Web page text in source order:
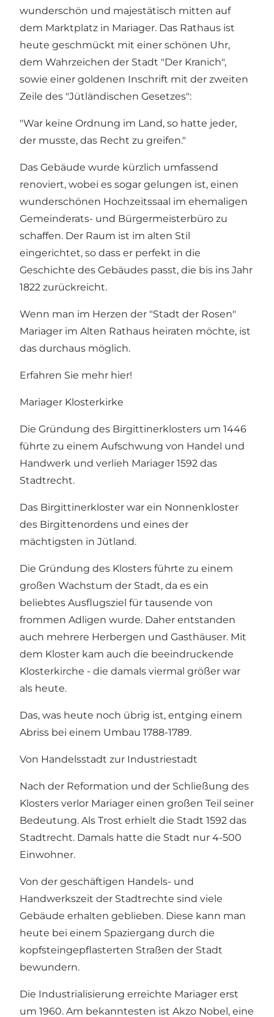
wunderschön und majestätisch mitten auf
dem Marktplatz in Mariager. Das Rathaus ist
heute geschmückt mit einer schönen Uhr,
dem Wahrzeichen der Stadt "Der Kranich",
sowie einer goldenen Inschrift mit der zweiten
Zeile des "Jütländischen Gesetzes":
"War keine Ordnung im Land, so hatte jeder,
der musste, das Recht zu greifen."
Das Gebäude wurde kürzlich umfassend
renoviert, wobei es sogar gelungen ist, einen
wunderschönen Hochzeitssaal im ehemaligen
Gemeinderats- und Bürgermeisterbüro zu
schaffen. Der Raum ist im alten Stil
eingerichtet, so dass er perfekt in die
Geschichte des Gebäudes passt, die bis ins Jahr
1822 zurückreicht.
Wenn man im Herzen der "Stadt der Rosen"
Mariager im Alten Rathaus heiraten möchte, ist
das durchaus möglich.
Erfahren Sie mehr hier!
Mariager Klosterkirke
Die Gründung des Birgittinerklosters um 1446
führte zu einem Aufschwung von Handel und
Handwerk und verlieh Mariager 1592 das
Stadtrecht.
Das Birgittinerkloster war ein Nonnenkloster
des Birgittenordens und eines der
mächtigsten in Jütland.
Die Gründung des Klosters führte zu einem
großen Wachstum der Stadt, da es ein
beliebtes Ausflugsziel für tausende von
frommen Adligen wurde. Daher entstanden
auch mehrere Herbergen und Gasthäuser. Mit
dem Kloster kam auch die beeindruckende
Klosterkirche - die damals viermal größer war
als heute.
Das, was heute noch übrig ist, entging einem
Abriss bei einem Umbau 1788-1789.
Von Handelsstadt zur Industriestadt
Nach der Reformation und der Schließung des
Klosters verlor Mariager einen großen Teil seiner
Bedeutung. Als Trost erhielt die Stadt 1592 das
Stadtrecht. Damals hatte die Stadt nur 4-500
Einwohner.
Von der geschäftigen Handels- und
Handwerkszeit der Stadtrechte sind viele
Gebäude erhalten geblieben. Diese kann man
heute bei einem Spaziergang durch die
kopfsteingepflasterten Straßen der Stadt
bewundern.
Die Industrialisierung erreichte Mariager erst
um 1960. Am bekanntesten ist Akzo Nobel, eine